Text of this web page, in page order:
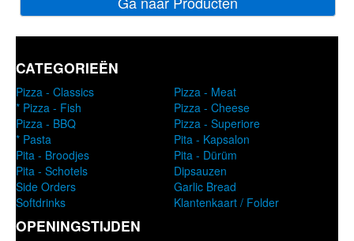
CATEGORIEËN
Pizza - Classics
Pizza - Meat
* Pizza - Fish
Pizza - Cheese
Pizza - BBQ
Pizza - Superiore
* Pasta
Pita - Kapsalon
Pita - Broodjes
Pita - Dürüm
Pita - Schotels
Dipsauzen
Side Orders
Garlic Bread
Softdrinks
Klantenkaart / Folder
OPENINGSTIJDEN